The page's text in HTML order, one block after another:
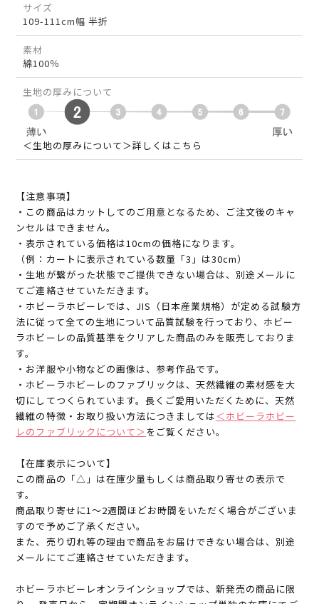
サイズ
109-111cm幅 半折
素材
綿100％
生地の厚みについて
＜生地の厚みについて＞詳しくはこちら
【注意事項】
・この商品はカットしてのご用意となるため、ご注文後のキャ
ンセルはできません。
・表示されている価格は10cmの価格になります。
（例：カートに表示されている数量「3」は30cm）
・生地が繋がった状態でご提供できない場合は、別途メールに
てご連絡させていただきます。
・ホビーラホビーレでは、JIS（日本産業規格）が定める試験方
法に従って全ての生地について品質試験を行っており、ホビー
ラホビーレの品質基準をクリアした商品のみを販売しておりま
す。
・お洋服や小物などの画像は、参考作品です。
・ホビーラホビーレのファブリックは、天然繊維の素材感を大
切にしてつくられています。長くご愛用いただくために、天然
繊維の特徴・お取り扱い方法につきましては＜ホビーラホビー
レのファブリックについて＞ をご覧ください。
【在庫表示について】
この商品の「△」は在庫少量もしくは商品取り寄せの表示で
す。
商品取り寄せに1～2週間ほどお時間をいただく場合がございま
すので予めご了承ください。
また、売り切れ等の理由で商品をお届けできない場合は、別途
メールにてご連絡させていただきます。
ホビーラホビーレオンラインショップでは、新発売の商品に限